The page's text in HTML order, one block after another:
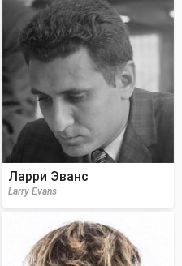
Ларри Эванс
Larry Evans